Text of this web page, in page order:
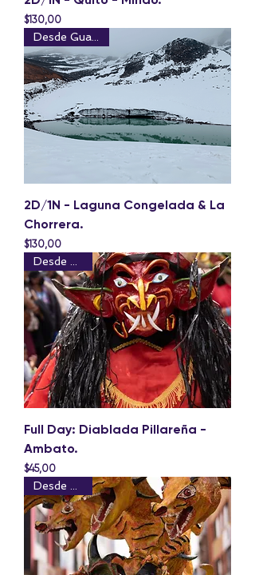
Precio
$130,00
2D/1N - Laguna Congelada & La
Chorrera.
Precio
$130,00
Full Day: Diablada Pillareña -
Ambato.
Precio
$45,00